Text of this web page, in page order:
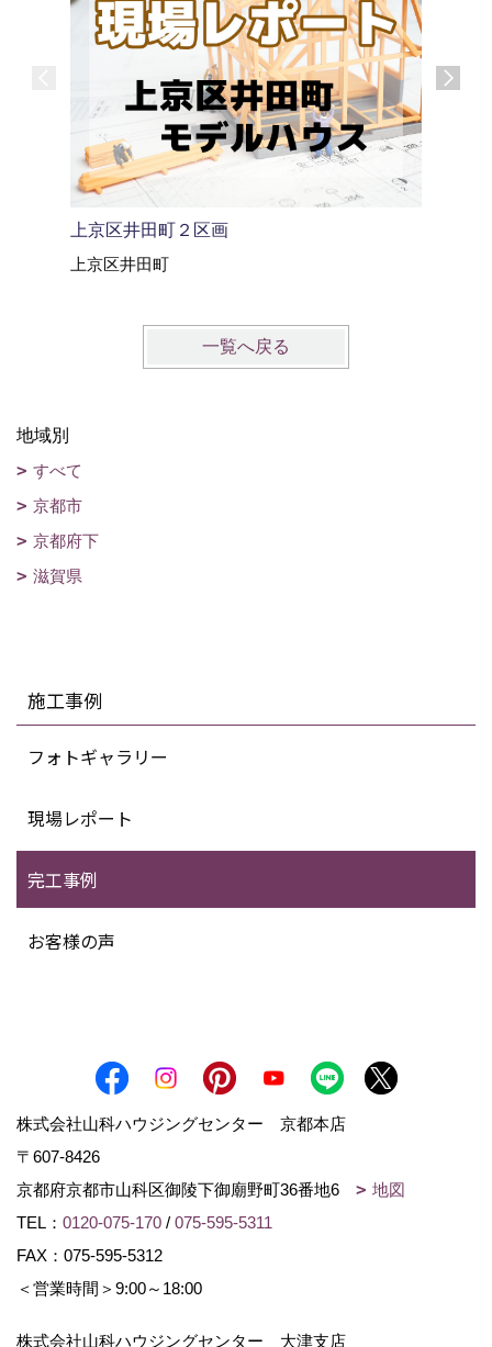
上京区井田町２区画
上京区井田町
一覧へ戻る
地域別
すべて
京都市
京都府下
滋賀県
施工事例
フォトギャラリー
現場レポート
完工事例
お客様の声
株式会社山科ハウジングセンター 京都本店
〒607-8426
京都府京都市山科区御陵下御廟野町36番地6
地図
TEL： 0120-075-170 / 075-595-5311
FAX：075-595-5312
＜営業時間＞9:00～18:00
株式会社山科ハウジングセンター 大津支店